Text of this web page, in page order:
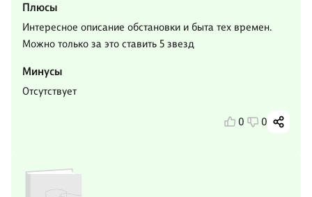
Плюсы
Интересное описание обстановки и быта тех времен.
Можно только за это ставить 5 звезд
Минусы
Отсутствует
0 0